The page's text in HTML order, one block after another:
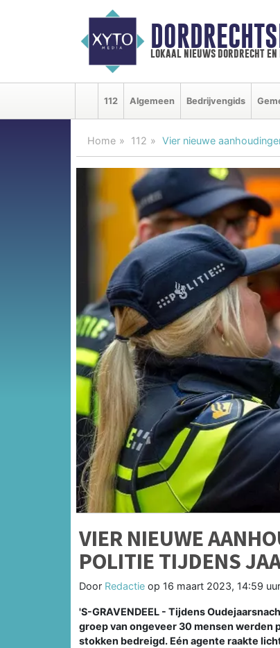
lokaal nieuws dordrecht en
112 Algemeen Bedrijvengids
Home 112 Vier nieuwe
VIER NIEUWE
POLITIE TIJDENS
Door Redactie op 16 maart 2023, 14:59 uur
'S-GRAVENDEEL - Tijdens
groep van ongeveer 30 mensen
stokken bedreigd. Eén agente raakte